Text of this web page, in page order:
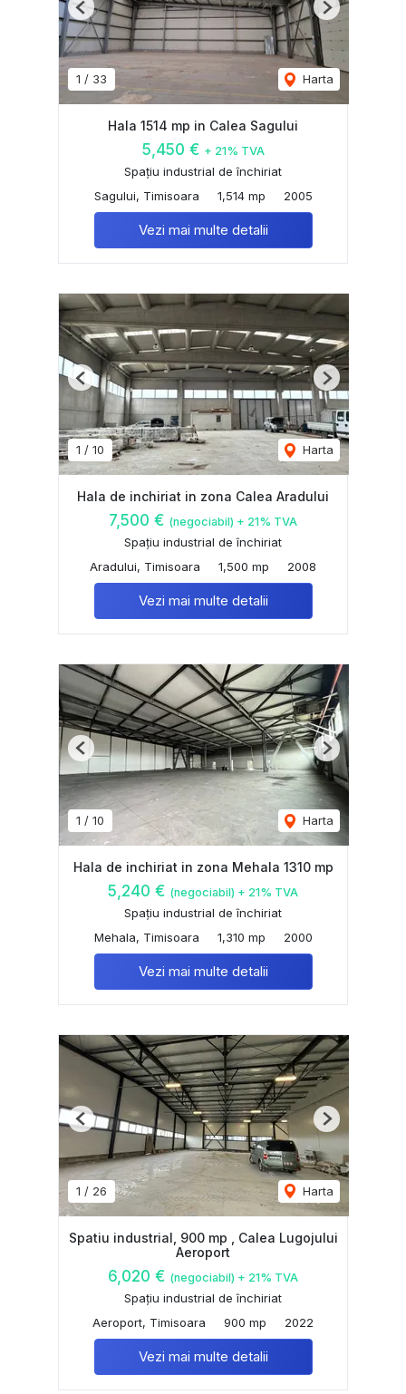
1 / 33 Harta
Previous Next
Hala 1514 mp in Calea Sagului
5,450 € + 21% TVA
Spațiu industrial de închiriat
Sagului, Timisoara
1,514 mp 2005
Vezi mai multe detalii
1 / 10 Harta
Previous Next
Hala de inchiriat in zona Calea Aradului
7,500 € (negociabil) + 21% TVA
Spațiu industrial de închiriat
Aradului, Timisoara
1,500 mp 2008
Vezi mai multe detalii
1 / 10 Harta
Previous Next
Hala de inchiriat in zona Mehala 1310 mp
5,240 € (negociabil) + 21% TVA
Spațiu industrial de închiriat
Mehala, Timisoara
1,310 mp 2000
Vezi mai multe detalii
1 / 26 Harta
Previous Next
Spatiu industrial, 900 mp , Calea Lugojului
Aeroport
6,020 € (negociabil) + 21% TVA
Spațiu industrial de închiriat
Aeroport, Timisoara
900 mp 2022
Vezi mai multe detalii